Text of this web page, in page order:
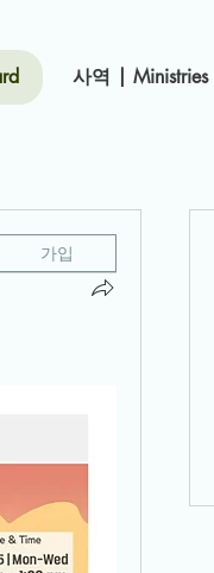
사역 | Ministries
가입